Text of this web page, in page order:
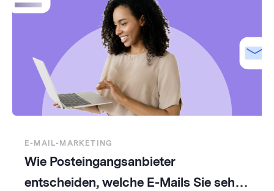
E-MAIL-MARKETING
Wie Posteingangsanbieter
entscheiden, welche E-Mails Sie sehen